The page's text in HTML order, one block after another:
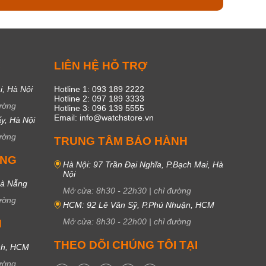
Hà Nội
Hà Nội
Nẵng
HCM
LIÊN HỆ HỖ TRỢ
Hotline 1: 093 189 2222
Hotline 2: 097 189 3333
Hotline 3: 096 139 5555
Email: info@watchstore.vn
TRUNG TÂM BẢO HÀNH
Hà Nội: 97 Trần Đại Nghĩa, P.Bạch Mai, Hà
Nội
Mở cửa: 8h30 - 22h30 | chỉ đường
HCM: 92 Lê Văn Sỹ, P.Phú Nhuận, HCM
Mở cửa: 8h30 - 22h00 | chỉ đường
THEO DÕI CHÚNG TÔI TẠI